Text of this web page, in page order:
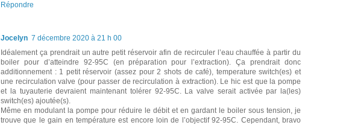
Répondre
Jocelyn 7 décembre 2020 à 21 h 00
Idéalement ça prendrait un autre petit réservoir afin de recirculer l’eau chauffée à partir du
boiler pour d’atteindre 92-95C (en préparation pour l’extraction). Ça prendrait donc
additionnement : 1 petit réservoir (assez pour 2 shots de café), temperature switch(es) et
une recirculation valve (pour passer de recirculation à extraction). Le hic est que la pompe
et la tuyauterie devraient maintenant tolérer 92-95C. La valve serait activée par la(les)
switch(es) ajoutée(s).
Même en modulant la pompe pour réduire le débit et en gardant le boiler sous tension, je
trouve que le gain en température est encore loin de l’objectif 92-95C. Cependant, bravo